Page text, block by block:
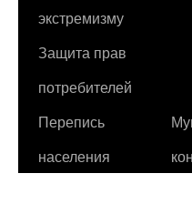
экстремизму
Защита прав
потребителей
Перепись
населения